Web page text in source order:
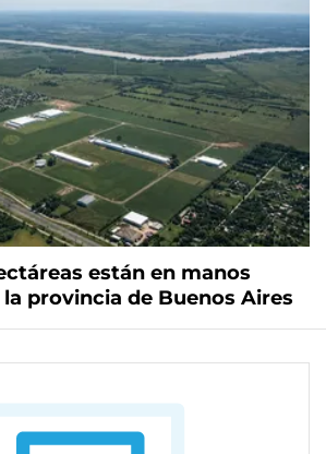
están en manos
provincia de Buenos Aires